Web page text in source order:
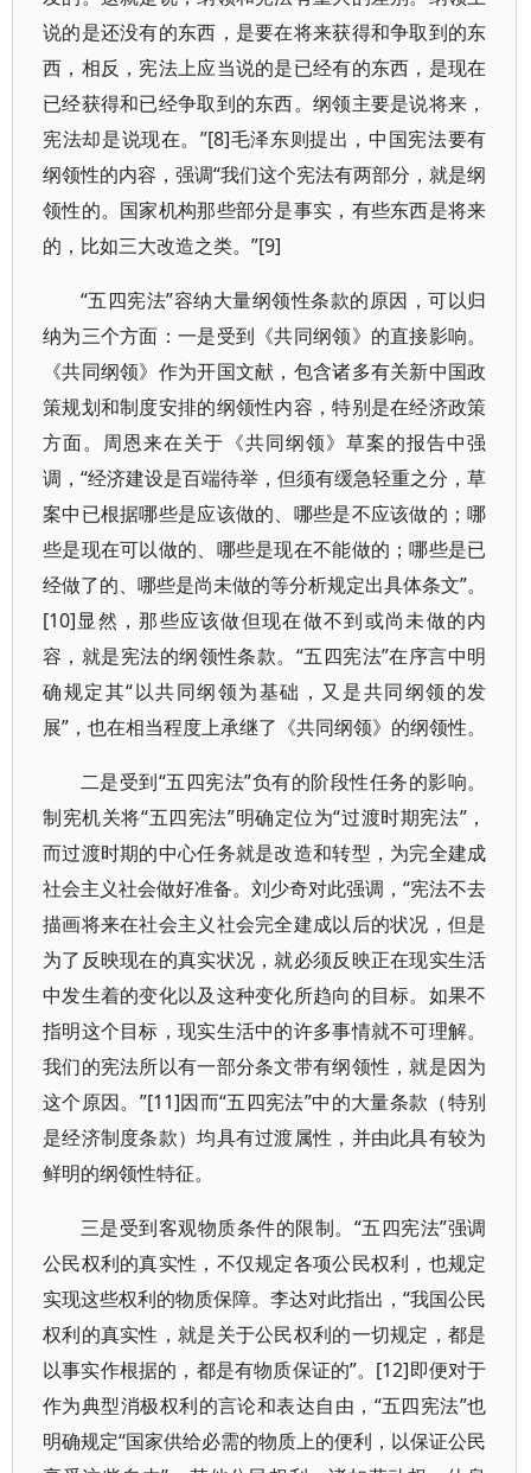
说的是还没有的东西，是要在将来获得和争取到的东
西，相反，宪法上应当说的是已经有的东西，是现在
已经获得和已经争取到的东西。纲领主要是说将来，
宪法却是说现在。”[8]毛泽东则提出，中国宪法要有
纲领性的内容，强调“我们这个宪法有两部分，就是纲
领性的。国家机构那些部分是事实，有些东西是将来
的，比如三大改造之类。”[9]
“五四宪法”容纳大量纲领性条款的原因，可以归
纳为三个方面：一是受到《共同纲领》的直接影响。
《共同纲领》作为开国文献，包含诸多有关新中国政
策规划和制度安排的纲领性内容，特别是在经济政策
方面。周恩来在关于《共同纲领》草案的报告中强
调，“经济建设是百端待举，但须有缓急轻重之分，草
案中已根据哪些是应该做的、哪些是不应该做的；哪
些是现在可以做的、哪些是现在不能做的；哪些是已
经做了的、哪些是尚未做的等分析规定出具体条文”。
[10]显然，那些应该做但现在做不到或尚未做的内
容，就是宪法的纲领性条款。“五四宪法”在序言中明
确规定其“以共同纲领为基础，又是共同纲领的发
展”，也在相当程度上承继了《共同纲领》的纲领性。
二是受到“五四宪法”负有的阶段性任务的影响。
制宪机关将“五四宪法”明确定位为“过渡时期宪法”，
而过渡时期的中心任务就是改造和转型，为完全建成
社会主义社会做好准备。刘少奇对此强调，“宪法不去
描画将来在社会主义社会完全建成以后的状况，但是
为了反映现在的真实状况，就必须反映正在现实生活
中发生着的变化以及这种变化所趋向的目标。如果不
指明这个目标，现实生活中的许多事情就不可理解。
我们的宪法所以有一部分条文带有纲领性，就是因为
这个原因。”[11]因而“五四宪法”中的大量条款（特别
是经济制度条款）均具有过渡属性，并由此具有较为
鲜明的纲领性特征。
三是受到客观物质条件的限制。“五四宪法”强调
公民权利的真实性，不仅规定各项公民权利，也规定
实现这些权利的物质保障。李达对此指出，“我国公民
权利的真实性，就是关于公民权利的一切规定，都是
以事实作根据的，都是有物质保证的”。[12]即便对于
作为典型消极权利的言论和表达自由，“五四宪法”也
明确规定“国家供给必需的物质上的便利，以保证公民